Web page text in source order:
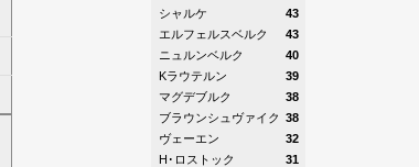
シャルケ
43
エルフェルスベルク
43
ニュルンベルク
40
Kラウテルン
39
マグデブルク
38
ブラウンシュヴァイク 38
ヴェーエン
32
H･ロストック
31